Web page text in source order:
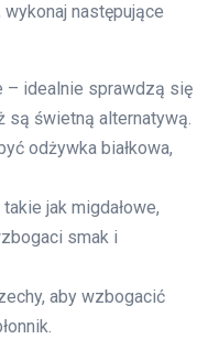
następujące
– idealnie sprawdzą się
są świetną alternatywą.
odżywka białkowa,
jak migdałowe,
smak i
aby wzbogacić